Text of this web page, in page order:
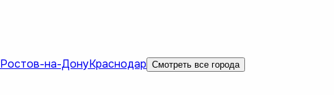
Ростов-на-ДонуКраснодар Смотреть все города